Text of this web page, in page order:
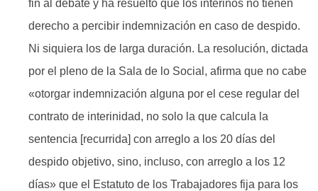
fin al debate y ha resuelto que los interinos no tienen
derecho a percibir indemnización en caso de despido.
Ni siquiera los de larga duración. La resolución, dictada
por el pleno de la Sala de lo Social, afirma que no cabe
«otorgar indemnización alguna por el cese regular del
contrato de interinidad, no solo la que calcula la
sentencia [recurrida] con arreglo a los 20 días del
despido objetivo, sino, incluso, con arreglo a los 12
días» que el Estatuto de los Trabajadores fija para los